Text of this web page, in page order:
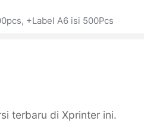
+Label A6 isi 500Pcs
terbaru di Xprinter ini.